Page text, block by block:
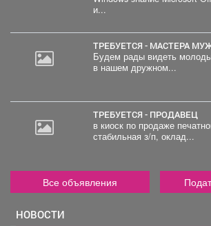
и...
ТРЕБУЕТСЯ - МАСТЕРА
Будем рады видеть
в нашем дружном...
ТРЕБУЕТСЯ - ПРОДАВЕЦ
в киоск по продаже
стабильная з/п, оклад...
Все объявления
НОВОСТИ